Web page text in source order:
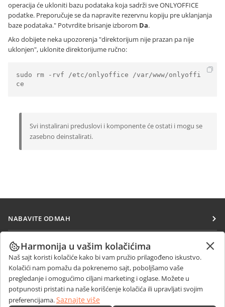
operacija će ukloniti bazu podataka koja sadrži sve ONLYOFFICE
podatke. Preporučuje se da napravite rezervnu kopiju pre uklanjanja
baze podataka." Potvrdite brisanje izborom Da.
Ako dobijete neka upozorenja "direktorijum nije prazan pa nije
uklonjen", uklonite direktorijume ručno:
sudo rm -rvf /etc/onlyoffice /var/www/onlyoffi
ce
Svi instalirani preduslovi i komponente će ostati i mogu se
zasebno deinstalirati.
NABAVITE ODMAH
Docs
DocSpace
Workspace
Konektori
Desktop aplikacije
SARAĐUJTE
Za doprinosioce
Za prevodioce
Za influensere
PRIMAJTE VESTI
Blog
DOBIJTE POMOĆ
Harmonija u vašim kolačićima
Naš sajt koristi kolačiće kako bi vam pružio prilagođeno iskustvo.
Kolačići nam pomažu da pokrenemo sajt, poboljšamo vaše
pregledanje i omogućimo ciljani marketing i oglase. Možete u
potpunosti pristati na naše korišćenje kolačića ili upravljati svojim
preferencijama.Saznajte više